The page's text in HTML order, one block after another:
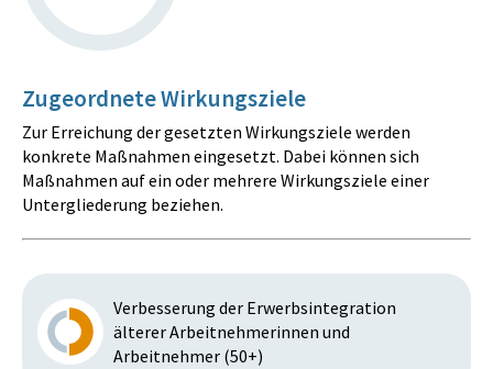
Zugeordnete Wirkungsziele
Zur Erreichung der gesetzten Wirkungsziele werden
konkrete Maßnahmen eingesetzt. Dabei können sich
Maßnahmen auf ein oder mehrere Wirkungsziele einer
Untergliederung beziehen.
Verbesserung der Erwerbsintegration
älterer Arbeitnehmerinnen und
Arbeitnehmer (50+)